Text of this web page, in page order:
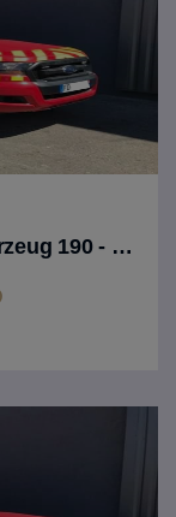
Crawler Such- und Rettungsfahrzeug 190 - Ford Ranger